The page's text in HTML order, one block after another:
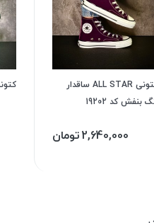
کتونی ALL STAR ساقدار
بنفش کد 19202
2,640,000تومان